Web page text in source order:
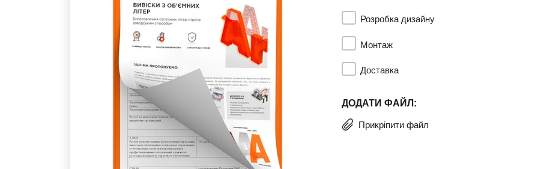
Розробка дизайну
Монтаж
Доставка
ДОДАТИ ФАЙЛ:
Прикріпити файл